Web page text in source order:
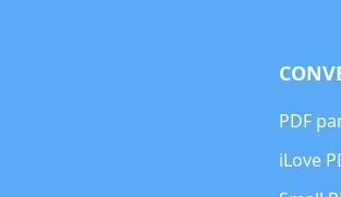
PDF
iLove